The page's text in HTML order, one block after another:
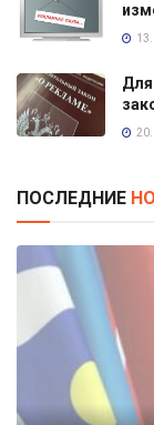
Для
ПОСЛЕДНИЕ